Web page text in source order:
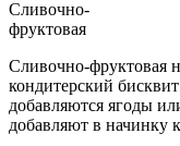
Сливочно-
фруктовая
Сливочно-фруктовая
кондитерский
добавляются ягоды
добавляют в